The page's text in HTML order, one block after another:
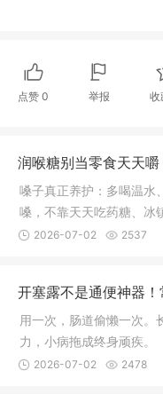
点赞 0 举报
润喉糖别当零食天天
嗓子真正养护：多喝温水
嗓，不靠天天吃药糖、冰
2026-07-02 2537
开塞露不是通便神器
用一次，肠道偷懒一次。
力，小病拖成终身顽疾。
2026-07-02 2478